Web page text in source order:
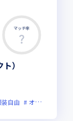
マッチ率
）
装自由 オンライン選考可